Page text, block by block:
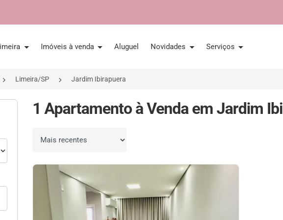
Imóveis à venda Aluguel Novidades Serviços
Limeira/SP Jardim Ibirapuera
1 Apartamento à Venda em Jardim
Ordenar por